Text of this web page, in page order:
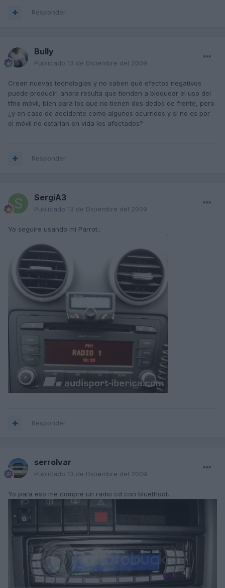
Responder
Bully
Publicado 13 de Diciembre del 2009
Crean nuevas tecnologías y no saben qué efectos negativos
puede producir, ahora resulta que tienden a bloquear el uso del
tfno móvil, bien para los que no tienen dos dedos de frente, pero
¿y en caso de accidente como algunos ocurridos y si no es por
el móvil no estarían en vida los afectados?
Responder
SergiA3
Publicado 13 de Diciembre del 2009
Yo seguire usando mi Parrot..
Responder
serrolvar
Publicado 13 de Diciembre del 2009
Yo para eso me compre un radio cd con bluethoot.